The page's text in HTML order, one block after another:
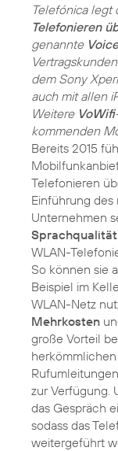
Telefónica legt
Telefonieren
genannte
dem Sony
auch mit allen
Weitere VoWifi
kommenden
Bereits 2015
Telefonieren
Einführung
Unternehmen
Sprachqualität
WLAN-
So können sie
Beispiel im
WLAN-Netz
Mehrkosten
große Vorteil
zur Verfügung.
das Gespräch
sodass das
weitergeführt